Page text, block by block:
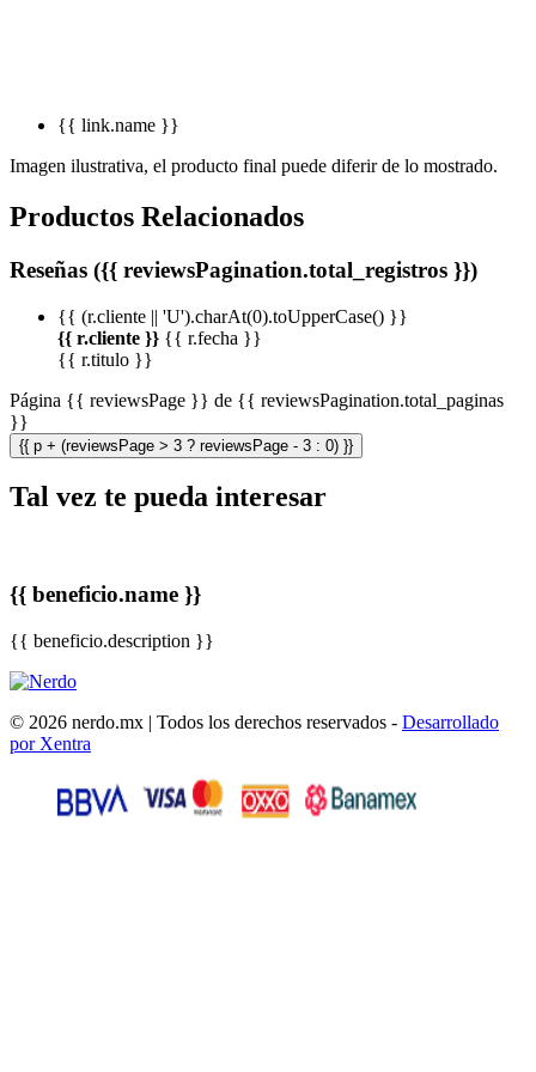
{{ link.name }}
Imagen ilustrativa, el producto final puede diferir de lo mostrado.
Productos Relacionados
Reseñas ({{ reviewsPagination.total_registros }})
{{ (r.cliente || 'U').charAt(0).toUpperCase() }}
{{ r.cliente }} {{ r.fecha }}
{{ r.titulo }}
Página {{ reviewsPage }} de {{ reviewsPagination.total_paginas
}}
{{ p + (reviewsPage > 3 ? reviewsPage - 3 : 0) }}
Tal vez te pueda interesar
{{ beneficio.name }}
{{ beneficio.description }}
© 2026 nerdo.mx | Todos los derechos reservados - Desarrollado
por Xentra